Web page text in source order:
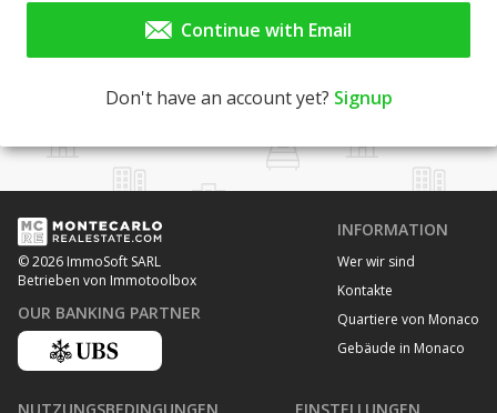
Continue with Email
Don't have an account yet? Signup
© 2026 ImmoSoft SARL
Betrieben von Immotoolbox
OUR BANKING PARTNER
INFORMATION
Wer wir sind
Kontakte
Quartiere von Monaco
Gebäude in Monaco